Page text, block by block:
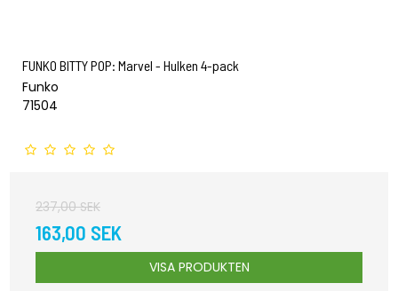
FUNKO BITTY POP: Marvel - Hulken 4-pack
Funko
71504
237,00 SEK
163,00 SEK
VISA PRODUKTEN